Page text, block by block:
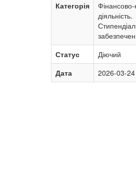
Категорія
діяльність.
Статус
Діючий
Дата
2026-03-24